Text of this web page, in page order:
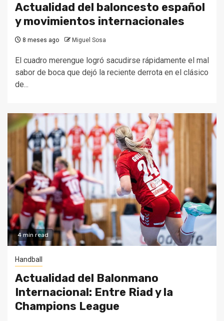
Actualidad del baloncesto español
y movimientos internacionales
8 meses ago Miguel Sosa
El cuadro merengue logró sacudirse rápidamente el mal
sabor de boca que dejó la reciente derrota en el clásico
de...
4 min read
Handball
Actualidad del Balonmano
Internacional: Entre Riad y la
Champions League